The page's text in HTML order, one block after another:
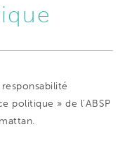
politique » de l’ABSP